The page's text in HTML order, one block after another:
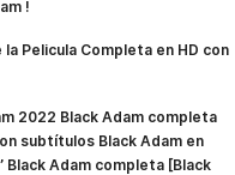
!
Pelicula Completa en HD con
2022 Black Adam completa
subtítulos Black Adam en
Black Adam completa [Black